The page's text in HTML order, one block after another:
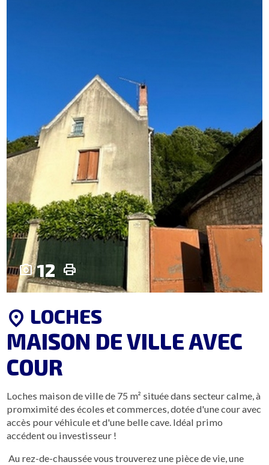
photo_camera12 print
location_on LOCHES
MAISON DE VILLE AVEC
COUR
Loches maison de ville de 75 m² située dans secteur calme, à
promximité des écoles et commerces, dotée d'une cour avec
accès pour véhicule et d'une belle cave. Idéal primo
accédent ou investisseur !
Au rez-de-chaussée vous trouverez une pièce de vie, une